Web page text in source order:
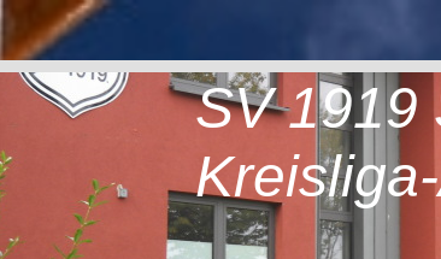
SV 1919